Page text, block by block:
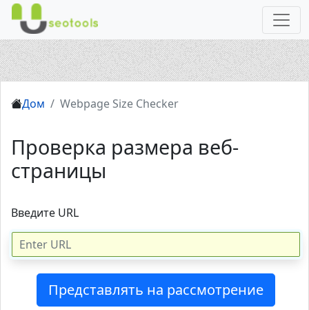
Дом Webpage Size Checker
Проверка размера веб-
страницы
Введите URL